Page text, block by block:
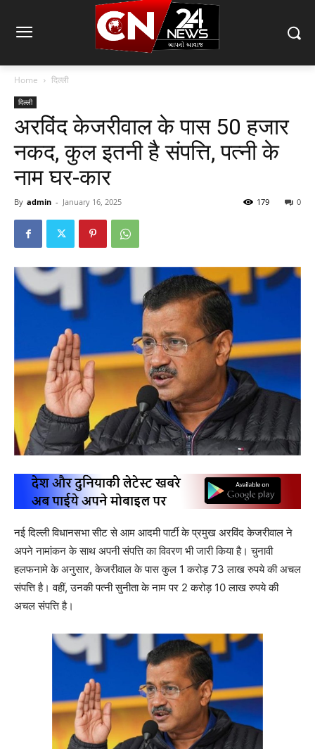
Home दिल्ली
दिल्ली
अरविंद केजरीवाल के पास 50 हजार
नकद, कुल इतनी है संपत्ति, पत्नी के
नाम घर-कार
By admin - January 16, 2025 0
179
नई दिल्ली विधानसभा सीट से आम आदमी पार्टी के प्रमुख अरविंद केजरीवाल ने
अपने नामांकन के साथ अपनी संपत्ति का विवरण भी जारी किया है। चुनावी
हलफनामे के अनुसार, केजरीवाल के पास कुल 1 करोड़ 73 लाख रुपये की अचल
संपत्ति है। वहीं, उनकी पत्नी सुनीता के नाम पर 2 करोड़ 10 लाख रुपये की
अचल संपत्ति है।